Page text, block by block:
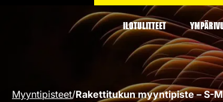
ILOTULITTEET
Myyntipisteet/Rakettitukun myyntipiste – S-